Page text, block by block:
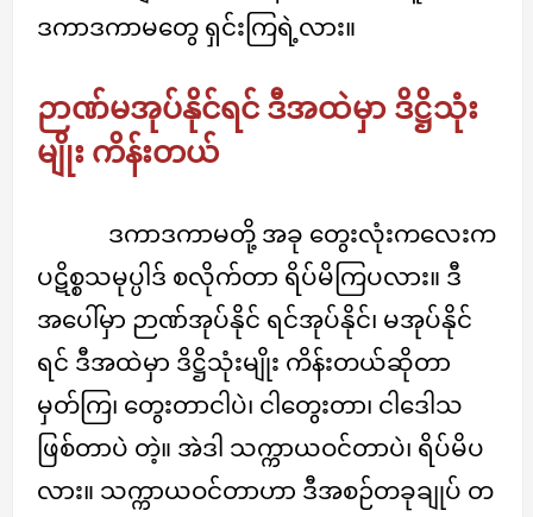
ဒကာဒကာမတွေ ရှင်းကြရဲ့လား။
ဉာဏ်မအုပ်နိုင်ရင် ဒီအထဲမှာ ဒိဋ္ဌိသုံး
မျိုး ကိန်းတယ်
ဒကာဒကာမတို့ အခု တွေးလုံးကလေးက
ပဋိစ္စသမုပ္ပါဒ် စလိုက်တာ ရိပ်မိကြပလား။ ဒီ
အပေါ်မှာ ဉာဏ်အုပ်နိုင် ရင်အုပ်နိုင်၊ မအုပ်နိုင်
ရင် ဒီအထဲမှာ ဒိဋ္ဌိသုံးမျိုး ကိန်းတယ်ဆိုတာ
မှတ်ကြ၊ တွေးတာငါပဲ၊ ငါတွေးတာ၊ ငါဒေါသ
ဖြစ်တာပဲ တဲ့။ အဲဒါ သက္ကာယဝင်တာပဲ၊ ရိပ်မိပ
လား။ သက္ကာယဝင်တာဟာ ဒီအစဉ်တခုချုပ် တ